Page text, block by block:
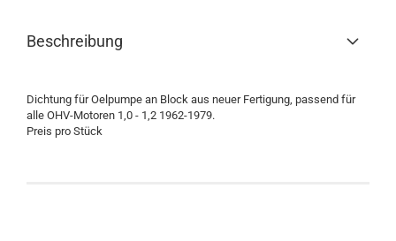
Beschreibung
Dichtung für Oelpumpe an Block aus neuer Fertigung, passend für
alle OHV-Motoren 1,0 - 1,2 1962-1979.
Preis pro Stück